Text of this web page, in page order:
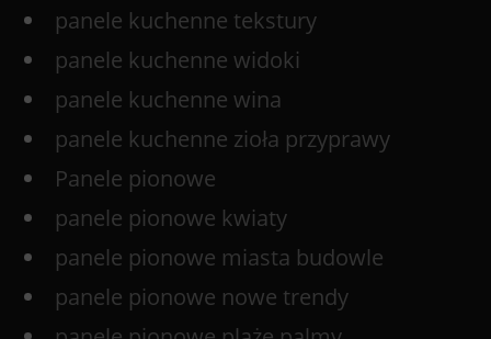
panele kuchenne tekstury
panele kuchenne widoki
panele kuchenne wina
panele kuchenne zioła przyprawy
Panele pionowe
panele pionowe kwiaty
panele pionowe miasta budowle
panele pionowe nowe trendy